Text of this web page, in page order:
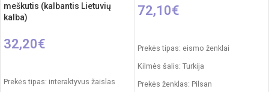
meškutis (kalbantis Lietuvių
kalba)
32,20€
Prekės tipas: interaktyvus žaislas
72,10€
Prekės tipas: eismo ženklai
Kilmės šalis: Turkija
Prekės ženklas: Pilsan